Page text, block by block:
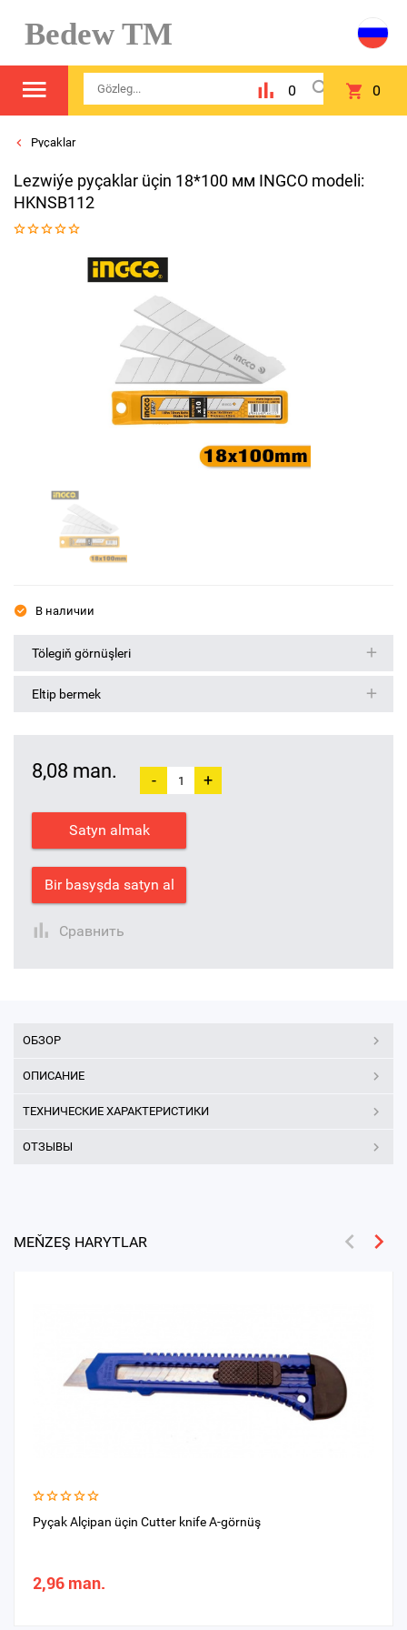
Bedew TM
0 0
Pyçaklar
Lezwiýe pyçaklar üçin 18*100 мм INGCO modeli:
HKNSB112
В наличии
Tölegiň görnüşleri
Eltip bermek
8,08 man. - +
Satyn almak
Bir basyşda satyn al
Сравнить
ОБЗОР
ОПИСАНИЕ
ТЕХНИЧЕСКИЕ ХАРАКТЕРИСТИКИ
ОТЗЫВЫ
MEŇZEŞ HARYTLAR
Pyçak Alçipan üçin Cutter knife A-görnüş
2,96 man.